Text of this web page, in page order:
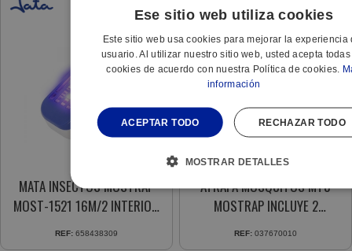
MATA INSECTOS MOSTRAP
MOST-1521 16M/2 INTERIOR
4 BOMB. ULTRAVIOLETAS
REF: 658438309
ATRAPA MOSQUITOS MT8
MOSTRAP INCLUYE 2
CARTUCHOS CMT8X3
REF: 037670010
Ese sitio web utiliza cookies
Este sitio web usa cookies para mejorar la experiencia
usuario. Al utilizar nuestro sitio web, usted acepta
cookies de acuerdo con nuestra Política de cookies.
información
ACEPTAR TODO RECHAZAR TODO
MOSTRAR DETALLES